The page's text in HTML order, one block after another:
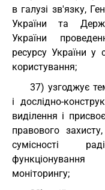
в галузі зв'язку,
України та
України
ресурсу України у
користування;
37) узгоджує
і дослідно-
виділення і
правового
сумісності
моніторингу;